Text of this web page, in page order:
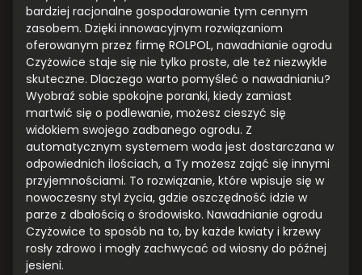
bardziej racjonalne gospodarowanie tym cennym
zasobem. Dzięki innowacyjnym rozwiązaniom
oferowanym przez firmę ROLPOL, nawadnianie ogrodu
Czyżowice staje się nie tylko proste, ale też niezwykle
skuteczne. Dlaczego warto pomyśleć o nawadnianiu?
Wyobraź sobie spokojne poranki, kiedy zamiast
martwić się o podlewanie, możesz cieszyć się
widokiem swojego zadbanego ogrodu. Z
automatycznym systemem woda jest dostarczana w
odpowiednich ilościach, a Ty możesz zająć się innymi
przyjemnościami. To rozwiązanie, które wpisuje się w
nowoczesny styl życia, gdzie oszczędność idzie w
parze z dbałością o środowisko. Nawadnianie ogrodu
Czyżowice to sposób na to, by każde kwiaty i krzewy
rosły zdrowo i mogły zachwycać od wiosny do późnej
jesieni.